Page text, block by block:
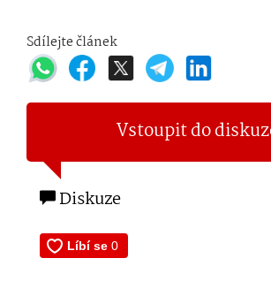
Sdílejte článek
Vstoupit do
Diskuze